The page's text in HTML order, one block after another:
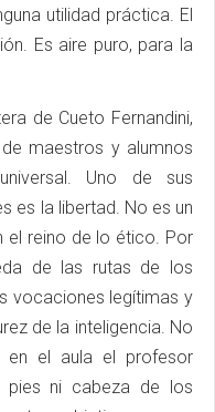
utilidad práctica. El
Es aire puro, para la
de Cueto Fernandini,
maestros y alumnos
Uno de sus
es la libertad. No es un
el reino de lo ético. Por
de las rutas de los
vocaciones legítimas y
de la inteligencia. No
el aula el profesor
pies ni cabeza de los